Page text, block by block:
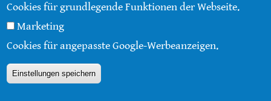
Cookies für grundlegende Funktionen der Webseite.
Marketing
Cookies für angepasste Google-Werbeanzeigen.
Einstellungen speichern